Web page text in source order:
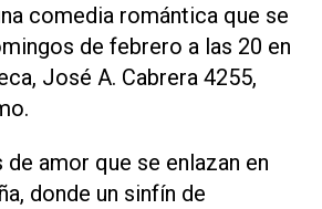
comedia romántica que se
de febrero a las 20 en
José A. Cabrera 4255,
amor que se enlazan en
donde un sinfín de